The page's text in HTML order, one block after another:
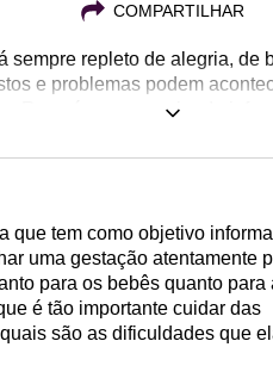
COMPARTILHAR
sempre repleto de alegria, de
e problemas podem
Roxo é uma maneira de
quer aprender mais sobre
compartilhe mensagens de
que tem como objetivo
uma gestação atentamente
para os bebês quanto para
é tão importante cuidar das
são as dificuldades que